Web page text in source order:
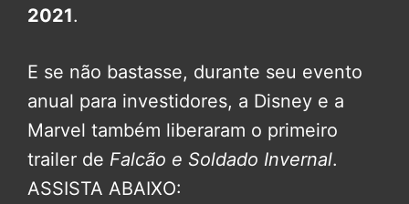
2021.
E se não bastasse, durante seu evento
anual para investidores, a Disney e a
Marvel também liberaram o primeiro
trailer de Falcão e Soldado Invernal.
ASSISTA ABAIXO: